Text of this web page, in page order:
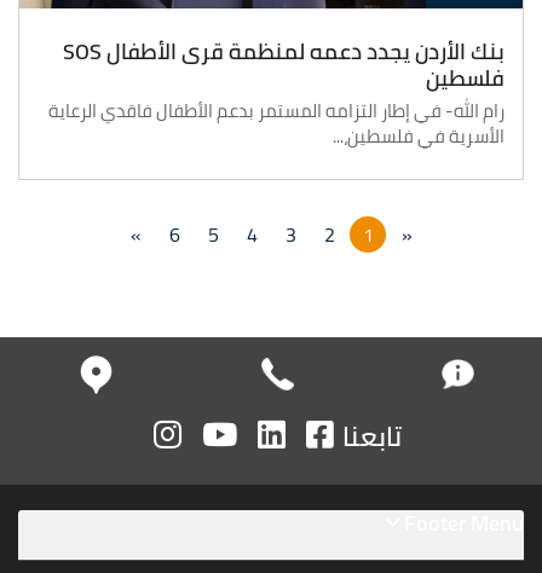
بنك الأردن يجدد دعمه لمنظمة قرى الأطفال SOS
فلسطين
رام الله- في إطار التزامه المستمر بدعم الأطفال فاقدي الرعاية
الأسرية في فلسطين،...
«
1
2
3
4
5
6
»
تابعنا
Footer Menu